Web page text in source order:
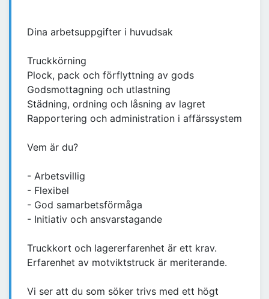
Dina arbetsuppgifter i huvudsak
Truckkörning
Plock, pack och förflyttning av gods
Godsmottagning och utlastning
Städning, ordning och låsning av lagret
Rapportering och administration i affärssystem
Vem är du?
- Arbetsvillig
- Flexibel
- God samarbetsförmåga
- Initiativ och ansvarstagande
Truckkort och lagererfarenhet är ett krav.
Erfarenhet av motviktstruck är meriterande.
Vi ser att du som söker trivs med ett högt